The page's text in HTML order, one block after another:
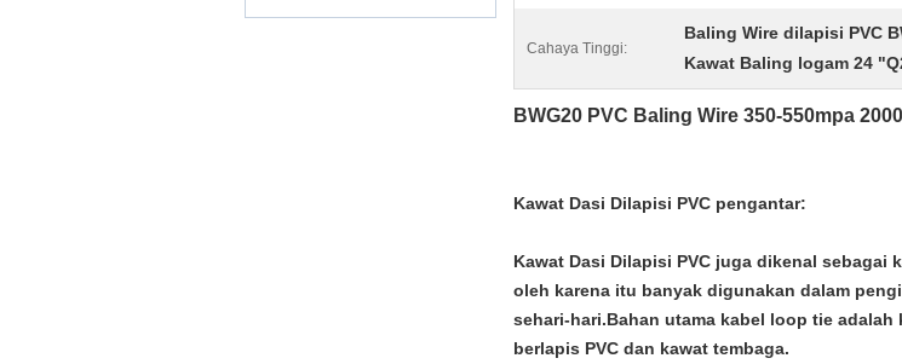
Cahaya Tinggi:
Baling Wire dilapisi PVC
Kawat Baling logam 24
BWG20 PVC Baling Wire 350-550mpa
Kawat Dasi Dilapisi PVC pengantar:
Kawat Dasi Dilapisi PVC juga dikenal sebagai
oleh karena itu banyak digunakan dalam
sehari-hari.Bahan utama kabel loop tie
berlapis PVC dan kawat tembaga.